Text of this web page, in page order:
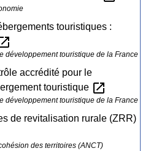
touristiques :
développement touristique de la France
accrédité pour le
touristique open_in_new
développement touristique de la France
de revitalisation rurale (ZRR)
des territoires (ANCT)